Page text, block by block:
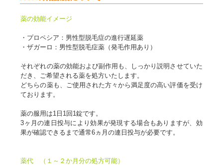
薬の効能イメージ
・プロペシア：男性型脱毛症の進行遅延薬
・ザガーロ：男性型脱毛症薬（発毛作用あり）
それぞれの薬の効能および副作用も、しっかり説明させていた
だき、ご希望される薬を処方いたします。
どちらの薬も、ご使用された方々から満足度の高い評価を受け
ております。
薬の服用は1日1回1錠です。
3ヶ月の連日投与により効果が発現する場合もありますが、効
果が確認できるまで通常6ヵ月の連日投与が必要です。
薬代 （１～２か月分の処方可能）